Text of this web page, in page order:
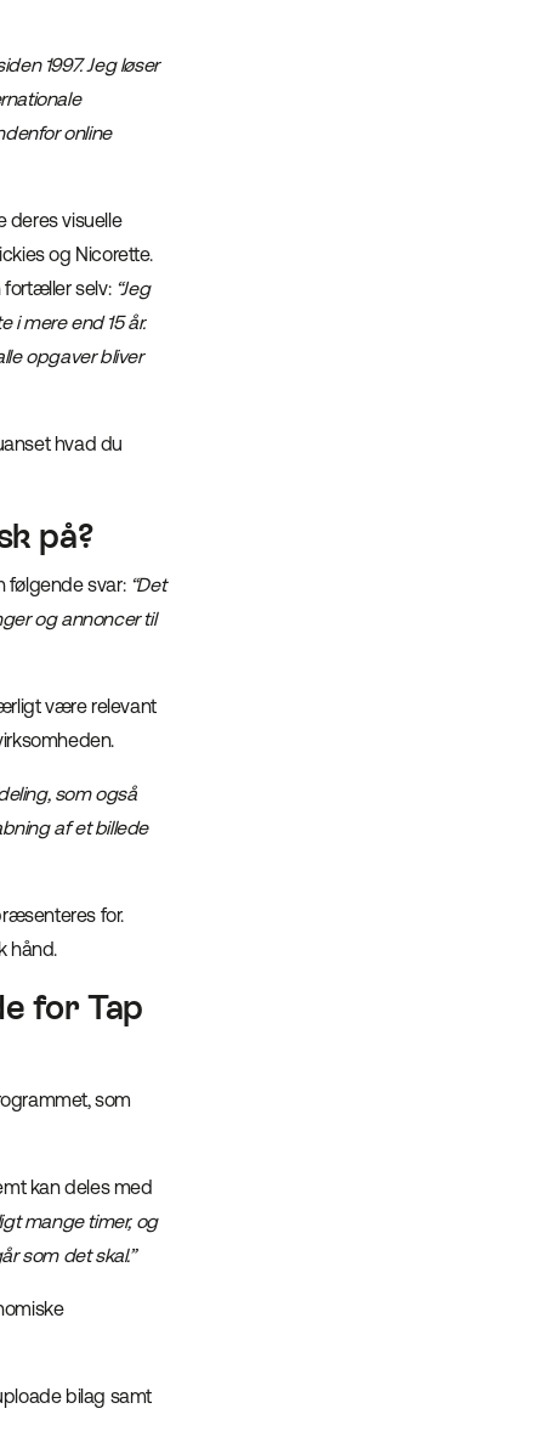
1997. Jeg løser
online
deres visuelle
og Nicorette.
fortæller selv: “Jeg
i mere end 15 år.
opgaver bliver
hvad du
på?
følgende svar: “Det
og annoncer til
være relevant
som også
af et billede
for.
hånd.
for Tap
som
kan deles med
mange timer, og
som det skal.”
bilag samt